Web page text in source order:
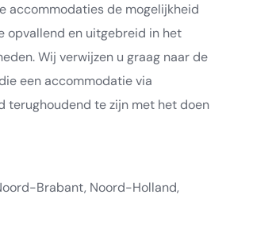
accommodaties de mogelijkheid
opvallend en uitgebreid in het
Wij verwijzen u graag naar de
een accommodatie via
terughoudend te zijn met het doen
Brabant, Noord-Holland,